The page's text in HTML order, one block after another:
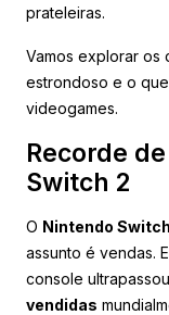
prateleiras.
Vamos explorar os
estrondoso e o
videogames.
Recorde
Switch 2
O Nintendo
assunto é vendas.
console
vendidas